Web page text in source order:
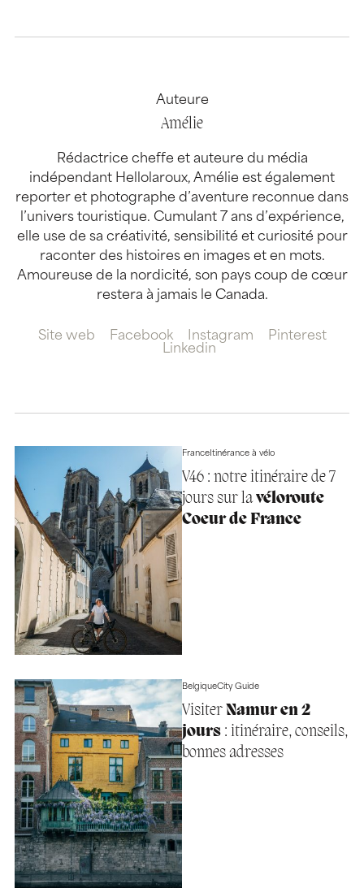
Auteure
Amélie
Rédactrice cheffe et auteure du média
indépendant Hellolaroux, Amélie est également
reporter et photographe d’aventure reconnue dans
l’univers touristique. Cumulant 7 ans d’expérience,
elle use de sa créativité, sensibilité et curiosité pour
raconter des histoires en images et en mots.
Amoureuse de la nordicité, son pays coup de cœur
restera à jamais le Canada.
Site web Facebook Instagram
Pinterest
Linkedin
FranceItinérance à vélo
V46 : notre itinéraire de 7
jours sur lavéloroute
Coeur de France
BelgiqueCity Guide
Visiter Namur en 2
jours: itinéraire, conseils,
bonnes adresses